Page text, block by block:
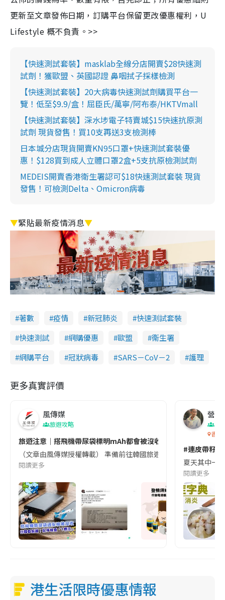
更新至文章發佈日期，訂購平台保留更改優惠權利，U
Lifestyle 概不負責。>>
【快速測試套裝】masklab全線分店開賣$28快速測
試劑！獲歐盟、英國認證 鼻咽拭子採樣檢測
【快速測試套裝】20大病毒快速測試劑購買平台一
覽！低至$9.9/盒！屈臣氏/萬寧/阿布泰/HKTVmall
【快速測試套裝】深水埗電子特賣城$15快速抗原測
試劑 現貨發售！買10支再送3支檢測棒
日本城分店現貨開賣KN95口罩+快速測試套裝優
惠！$128買到成人立體口罩2盒+5支抗原檢測試劑
MEDEIS開賣香港衛生署認可$18快速測試套裝 現貨
發售！可檢測Delta、Omicron病毒
▼緊貼最新疫情消息▼
著數 疫情 新冠肺炎
快速測試套裝
快速測試
網購優惠 歐盟
衞生署
網購平台
冠狀病毒 SARS－CoV－2 護理
更多真實評價
風傳媒
旅遊攻略
旅遊注意｜搭飛機帶尿袋標明mAh都會被沒收😱出發前切記檢查
（文章由風傳媒授權轉載） 準備前往韓國旅遊的民眾，近期要
閱讀更多
營養
香港
#連皮帶籽
夏天其中一
閱讀更多
港生活限時優惠情報